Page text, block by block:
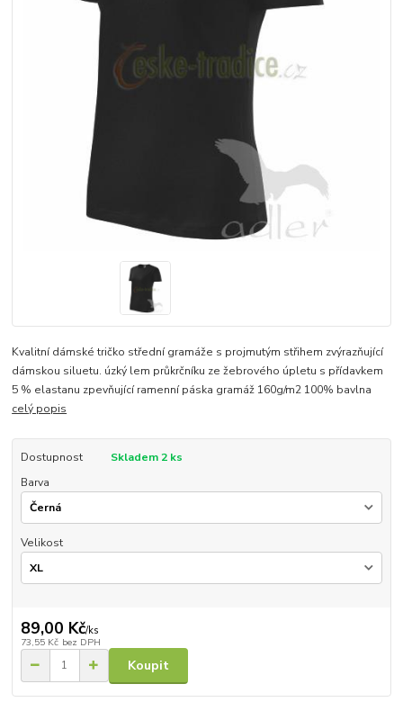
Kvalitní dámské tričko střední gramáže s projmutým střihem zvýrazňující
dámskou siluetu. úzký lem průkrčníku ze žebrového úpletu s přídavkem
5 % elastanu zpevňující ramenní páska gramáž 160g/m2 100% bavlna
celý popis
Dostupnost
Skladem 2 ks
Barva
Velikost
89,00 Kč/ks
73,55 Kč bez DPH
Koupit